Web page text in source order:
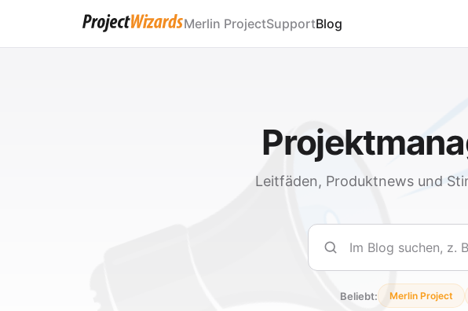
Merlin ProjectSupportBlog
Leitfäden, Produktnews und
Suchen
Beliebt: Merlin Project